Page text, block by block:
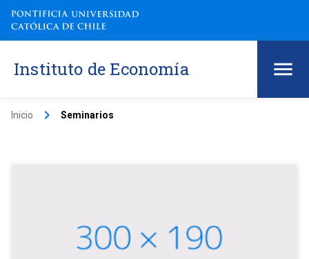
Instituto de Economía
Inicio keyboard_arrow_right Seminarios